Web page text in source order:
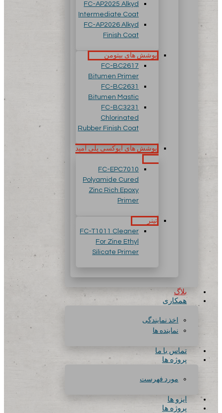
FC-AP2025 Alkyd
Intermediate Coat
FC-AP2026 Alkyd
Finish Coat
پوشش های بیتومن
FC-BC2617
Bitumen Primer
FC-BC2631
Bitumen Mastic
FC-BC3231
Chlorinated
Rubber Finish Coat
پوشش های اپوکسی پلی آمید
FC-EPC7010
Polyamide Cured
Zinc Rich Epoxy
Primer
تینر
FC-T1011 Cleaner
For Zine Ethyl
Silicate Primer
بلاگ
همکاری
اخذ نمایندگی
نماینده ها
تماس با ما
پروژه ها
مورد فهرست
ایزو ها
پروژه ها